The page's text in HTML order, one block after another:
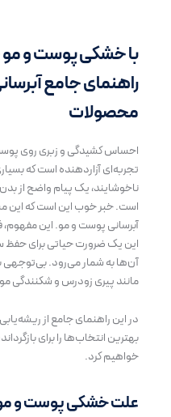
با خشکی پوست و
راهنمای جامع
محصولات
احساس کشیدگی و زبری روی
تجربه‌ای آزاردهنده است که
ناخوشایند، یک پیام واضح از
است. خبر خوب این است که این
آبرسانی پوست و مو. این مفهوم،
این یک ضرورت حیاتی برای حفظ
آن‌ها به شمار می‌رود. بی‌توجهی
مانند پیری زودرس و شکنندگی
در این راهنمای جامع از
بهترین انتخاب‌ها را برای
خواهیم کرد.